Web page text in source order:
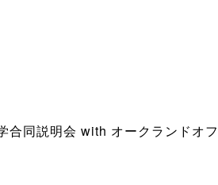
同説明会 with オークランドオ